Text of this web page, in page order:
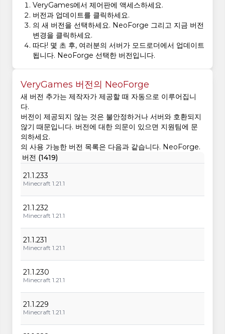
VeryGames에서 제어판에 액세스하세요.
버전과 업데이트를 클릭하세요.
의 새 버전을 선택하세요. NeoForge 그리고 지금 버전
변경을 클릭하세요.
따다! 몇 초 후, 여러분의 서버가 모드로더에서 업데이트
됩니다. NeoForge 선택한 버전입니다.
VeryGames 버전의 NeoForge
새 버전 추가는 제작자가 제공할 때 자동으로 이루어집니
다.
버전이 제공되지 않는 것은 불안정하거나 서버와 호환되지
않기 때문입니다. 버전에 대한 의문이 있으면 지원팀에 문
의하세요.
의 사용 가능한 버전 목록은 다음과 같습니다. NeoForge.
버전 (1419)
21.1.233
Minecraft 1.21.1
21.1.232
Minecraft 1.21.1
21.1.231
Minecraft 1.21.1
21.1.230
Minecraft 1.21.1
21.1.229
Minecraft 1.21.1